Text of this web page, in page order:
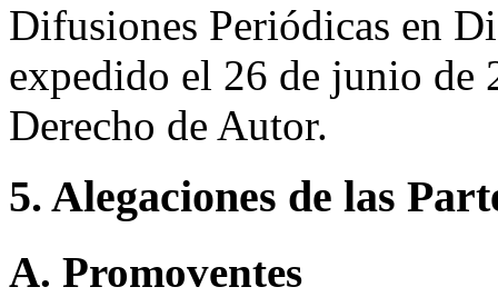
Difusiones Periódicas en
expedido el 26 de junio
Derecho de Autor.
5. Alegaciones de las
A. Promoventes